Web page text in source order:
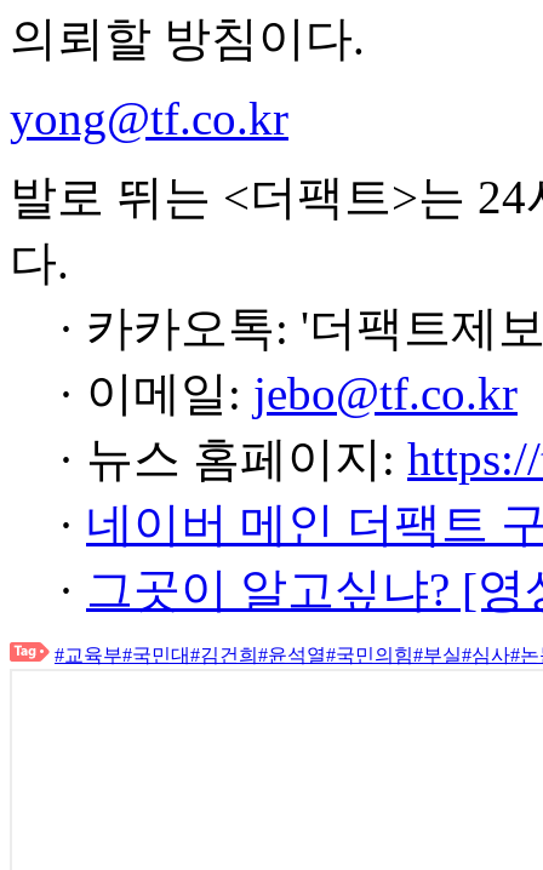
의뢰할 방침이다.
yong@tf.co.kr
발로 뛰는 <더팩트>는
다.
· 카카오톡: '더팩트제
· 이메일: jebo@tf.co.kr
· 뉴스 홈페이지:
· 네이버 메인 더팩트
· 그곳이 알고싶냐? [
#교육부#국민대#김건희 #윤석열#국민의힘#부실#심사#